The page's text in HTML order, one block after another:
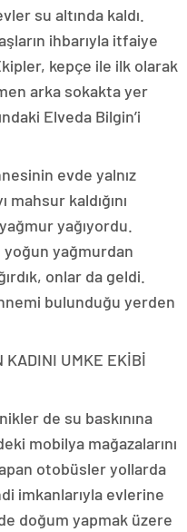
su altında kaldı.
ihbarıyla itfaiye
kepçe ile ilk olarak
arka sokakta yer
Elveda Bilgin’i
evde yalnız
kaldığını
yağıyordu.
yağmurdan
onlar da geldi.
bulunduğu yerden
KADINI UMKE EKİBİ
de su baskınına
mobilya mağazalarını
otobüsler yollarda
imkanlarıyla evlerine
doğum yapmak üzere